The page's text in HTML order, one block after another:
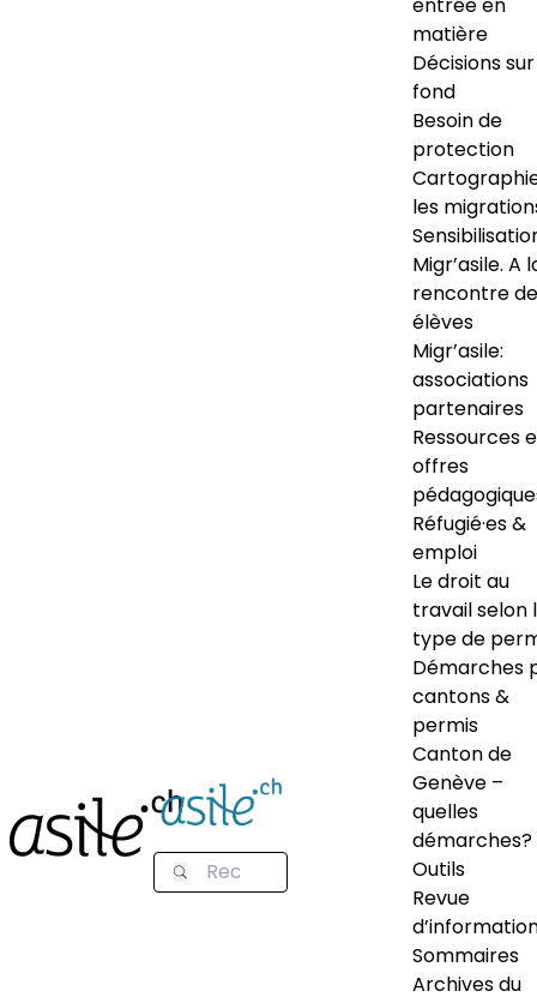
matière
Décisions
fond
Besoin de
protection
les
Migr’asile. A
rencontre
élèves
Migr’asile:
associations
partenaires
Ressources
offres
Réfugié·es &
emploi
Le droit au
travail selon
type de
Démarches
cantons &
permis
Canton de
Genève –
quelles
démarches?
Outils
Revue
Sommaires
Archives du